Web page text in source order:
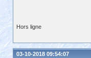
Hors ligne
03-10-2018 09:54:07